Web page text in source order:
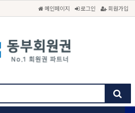
메인페이지 로그인 회원가입